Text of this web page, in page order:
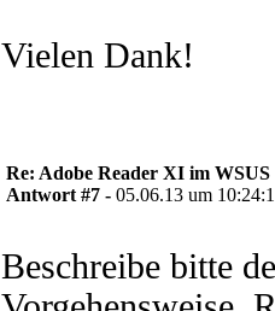
Vielen Dank!
Re: Adobe Reader XI im WSUS
Antwort #7 - 05.06.13 um
Beschreibe bitte